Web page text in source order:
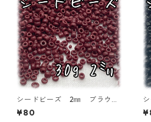
シードビーズ 2㎜ ブラウ
ン 30ｇ【SEED-BEADS-o0
2-BRN】
¥80